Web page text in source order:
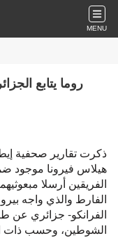
MENU
روما يتابع
ذكرت تقارير صحفية
هيلاس فيرونا موجود
الفريقين أرسلا
الفارط والذي واجه
الفرانكو- جزائري عن
الشوطين، وحسب ذات